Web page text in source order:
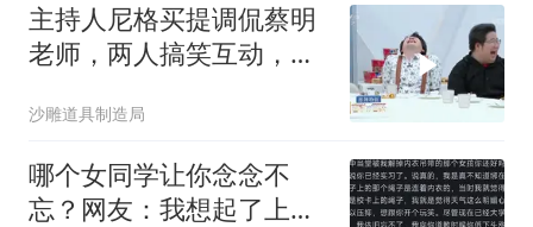
主持人尼格买提调侃蔡明
老师，两人搞笑互动，让
沙雕道具制造局
哪个女同学让你念念不
忘？网友：我想起了上课